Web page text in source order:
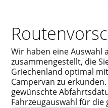
Wir haben eine Auswahl
zusammengestellt, die
Griechenland optimal
Campervan zu
gewünschte
Fahrzeugauswahl für